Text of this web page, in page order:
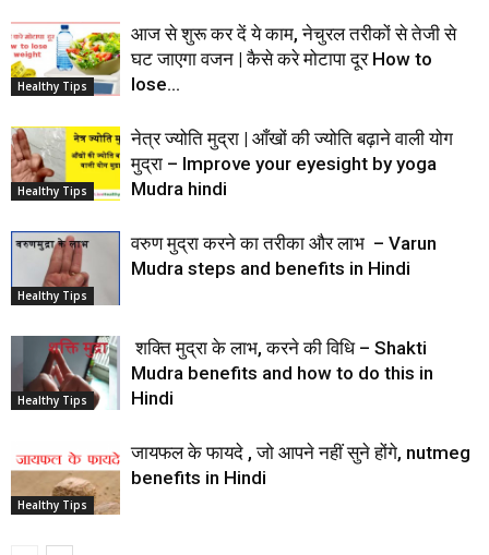
Healthy Tips
आज से शुरू कर दें ये काम, नेचुरल तरीकों से तेजी से
घट जाएगा वजन | कैसे करे मोटापा दूर How to
lose...
Healthy Tips
नेत्र ज्योति मुद्रा | आँखों की ज्योति बढ़ाने वाली योग
मुद्रा – Improve your eyesight by yoga
Mudra hindi
Healthy Tips
वरुण मुद्रा करने का तरीका और लाभ – Varun
Mudra steps and benefits in Hindi
Healthy Tips
शक्ति मुद्रा के लाभ, करने की विधि – Shakti
Mudra benefits and how to do this in
Hindi
Healthy Tips
जायफल के फायदे , जो आपने नहीं सुने होंगे, nutmeg
benefits in Hindi